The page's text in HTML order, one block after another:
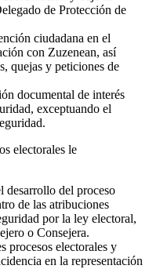
de Protección de
ciudadana en el
con Zuzenean, así
quejas y peticiones de
documental de interés
exceptuando el
electorales le
desarrollo del proceso
de las atribuciones
por la ley electoral,
o Consejera.
procesos electorales y
en la representación